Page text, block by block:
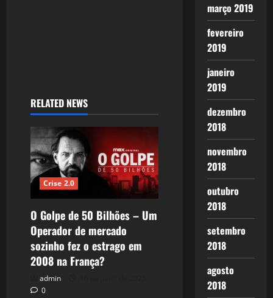
RELATED NEWS
Crise 2.0
O Golpe de 50 Bilhões – Um
Operador de mercado
sozinho fez o estrago em
2008 na França?
admin
0
março 2019
fevereiro
2019
janeiro
2019
dezembro
2018
novembro
2018
outubro
2018
setembro
2018
agosto
2018